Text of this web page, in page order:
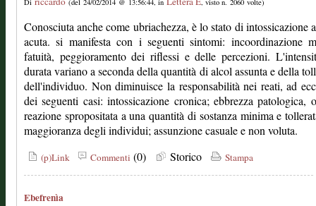
Di (del 24/02/2014 @ 13:56:44, in , visto n. 2060 volte)
Conosciuta anche come ubriachezza, è lo stato di intossicazione
acuta. si manifesta con i seguenti sintomi: incoordinazione
fatuità, peggioramento dei riflessi e delle percezioni.
durata variano a seconda della quantità di alcol assunta e della
dell'individuo. Non diminuisce la responsabilità nei reati, ad
dei seguenti casi: intossicazione cronica; ebbrezza patologica,
reazione spropositata a una quantità di sostanza minima e
maggioranza degli individui; assunzione casuale e non voluta.
(p)Link Commenti (0) Storico Stampa
Ebefrenìa